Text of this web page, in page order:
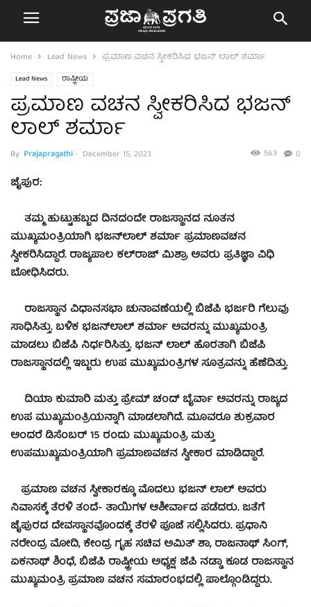
Home Lead News ಪ್ರಮಾಣ ವಚನ ಸ್ವೀಕರಿಸಿದ ಭಜನ್‌ ಲಾಲ್‌ ಶರ್ಮಾ
Lead News ರಾಷ್ಟ್ರೀಯ
ಪ್ರಮಾಣ ವಚನ ಸ್ವೀಕರಿಸಿದ ಭಜನ್‌
ಲಾಲ್‌ ಶರ್ಮಾ
By Prajapragathi- December 15, 2023 0
563
ಜೈಪುರ:
ತಮ್ಮ ಹುಟ್ಟುಹಬ್ಬದ ದಿನದಂದೇ ರಾಜಸ್ಥಾನದ ನೂತನ
ಮುಖ್ಯಮಂತ್ರಿಯಾಗಿ ಭಜನ್​ಲಾಲ್​ ಶರ್ಮಾ ಪ್ರಮಾಣವಚನ
ಸ್ವೀಕರಿಸಿದ್ದಾರೆ. ರಾಜ್ಯಪಾಲ ಕಲ್‌ರಾಜ್‌ ಮಿಶ್ರಾ ಅವರು ಪ್ರತಿಜ್ಞಾ ವಿಧಿ
ಬೋಧಿಸಿದರು.
ರಾಜಸ್ಥಾನ ವಿಧಾನಸಭಾ ಚುನಾವಣೆಯಲ್ಲಿ ಬಿಜೆಪಿ ಭರ್ಜರಿ ಗೆಲುವು
ಸಾಧಿಸಿತ್ತು. ಬಳಿಕ ಭಜನ್‌ಲಾಲ್ ಶರ್ಮಾ ಅವರನ್ನು ಮುಖ್ಯಮಂತ್ರಿ
ಮಾಡಲು ಬಿಜೆಪಿ ನಿರ್ಧರಿಸಿತ್ತು. ಭಜನ್ ಲಾಲ್ ಹೊರತಾಗಿ ಬಿಜೆಪಿ
ರಾಜಸ್ಥಾನದಲ್ಲಿ ಇಬ್ಬರು ಉಪ ಮುಖ್ಯಮಂತ್ರಿಗಳ ಸೂತ್ರವನ್ನು ಹೆಣೆದಿತ್ತು.
ದಿಯಾ ಕುಮಾರಿ ಮತ್ತು ಪ್ರೇಮ್ ಚಂದ್ ಬೈರ್ವಾ ಅವರನ್ನು ರಾಜ್ಯದ
ಉಪ ಮುಖ್ಯಮಂತ್ರಿಯನ್ನಾಗಿ ಮಾಡಲಾಗಿದೆ. ಮೂವರೂ ಶುಕ್ರವಾರ
ಅಂದರೆ ಡಿಸೆಂಬರ್ 15 ರಂದು ಮುಖ್ಯಮಂತ್ರಿ ಮತ್ತು
ಉಪಮುಖ್ಯಮಂತ್ರಿಯಾಗಿ ಪ್ರಮಾಣವಚನ ಸ್ವೀಕಾರ ಮಾಡಿದ್ದಾರೆ.
ಪ್ರಮಾಣ ವಚನ ಸ್ವೀಕಾರಕ್ಕೂ ಮೊದಲು ಭಜನ್‌ ಲಾಲ್‌ ಅವರು
ನಿವಾಸಕ್ಕೆ ತೆರಳಿ ತಂದೆ- ತಾಯಿಗಳ ಆಶೀರ್ವಾದ ಪಡೆದರು. ಜತೆಗೆ
ಜೈಪುರದ ದೇವಸ್ಥಾನವೊಂದಕ್ಕೆ ತೆರಳಿ ಪೂಜೆ ಸಲ್ಲಿಸಿದರು. ಪ್ರಧಾನಿ
ನರೇಂದ್ರ ಮೋದಿ, ಕೇಂದ್ರ ಗೃಹ ಸಚಿವ ಅಮಿತ್ ಶಾ, ರಾಜನಾಥ್​ ಸಿಂಗ್,
ಏಕನಾಥ್ ಶಿಂಧೆ, ಬಿಜೆಪಿ ರಾಷ್ಟ್ರೀಯ ಅಧ್ಯಕ್ಷ ಜೆಪಿ ನಡ್ಡಾ ಕೂಡ ರಾಜಸ್ಥಾನ
ಮುಖ್ಯಮಂತ್ರಿ ಪ್ರಮಾಣ ವಚನ ಸಮಾರಂಭದಲ್ಲಿ ಪಾಲ್ಗೊಂಡಿದ್ದರು.